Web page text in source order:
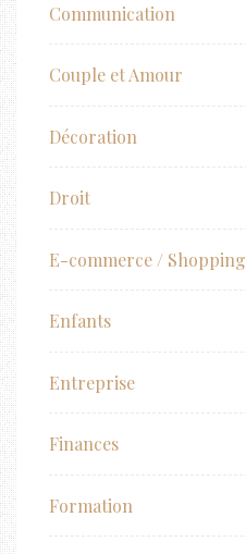
Communication
Couple et Amour
Décoration
Droit
E-commerce / Shopping
Enfants
Entreprise
Finances
Formation